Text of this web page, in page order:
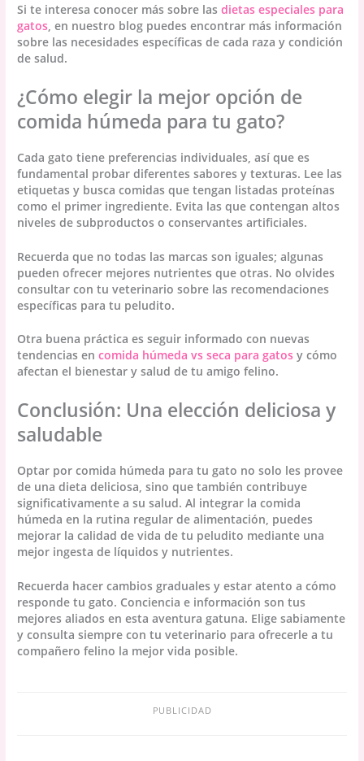
Si te interesa conocer más sobre lasdietas especiales para
gatos , en nuestro blog puedes encontrar más información
sobre las necesidades específicas de cada raza y condición
de salud.
¿Cómo elegir la mejor opción de
comida húmeda para tu gato?
Cada gato tiene preferencias individuales, así que es
fundamental probar diferentes sabores y texturas. Lee las
etiquetas y busca comidas que tengan listadas proteínas
como el primer ingrediente. Evita las que contengan altos
niveles de subproductos o conservantes artificiales.
Recuerda que no todas las marcas son iguales; algunas
pueden ofrecer mejores nutrientes que otras. No olvides
consultar con tu veterinario sobre las recomendaciones
específicas para tu peludito.
Otra buena práctica es seguir informado con nuevas
tendencias encomida húmeda vs seca para gatos y cómo
afectan el bienestar y salud de tu amigo felino.
Conclusión: Una elección deliciosa y
saludable
Optar por comida húmeda para tu gato no solo les provee
de una dieta deliciosa, sino que también contribuye
significativamente a su salud. Al integrar la comida
húmeda en la rutina regular de alimentación, puedes
mejorar la calidad de vida de tu peludito mediante una
mejor ingesta de líquidos y nutrientes.
Recuerda hacer cambios graduales y estar atento a cómo
responde tu gato. Conciencia e información son tus
mejores aliados en esta aventura gatuna. Elige sabiamente
y consulta siempre con tu veterinario para ofrecerle a tu
compañero felino la mejor vida posible.
PUBLICIDAD